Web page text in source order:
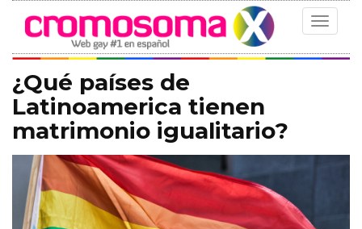
Toggle
¿Qué países de
Latinoamerica tienen
matrimonio igualitario?